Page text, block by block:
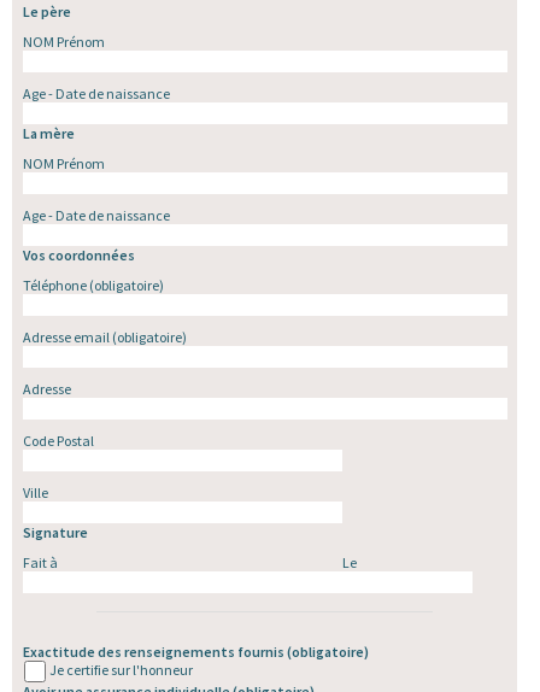
Le père
NOM Prénom
Age - Date de naissance
La mère
NOM Prénom
Age - Date de naissance
Vos coordonnées
Téléphone(obligatoire)
Adresse email(obligatoire)
Adresse
Code Postal
Ville
Signature
Fait à
Le
Exactitude des renseignements fournis (obligatoire)
Je certifie sur l'honneur